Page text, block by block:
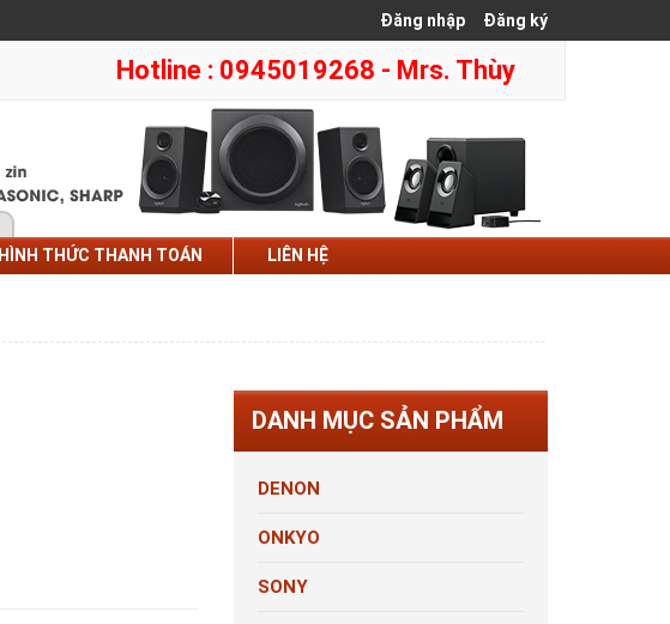
Đăng nhập Đăng ký
Hotline : 0945019268 - Mrs. Thùy
HÌNH THỨC THANH TOÁN LIÊN HỆ
DANH MỤC SẢN PHẨM
DENON
ONKYO
SONY